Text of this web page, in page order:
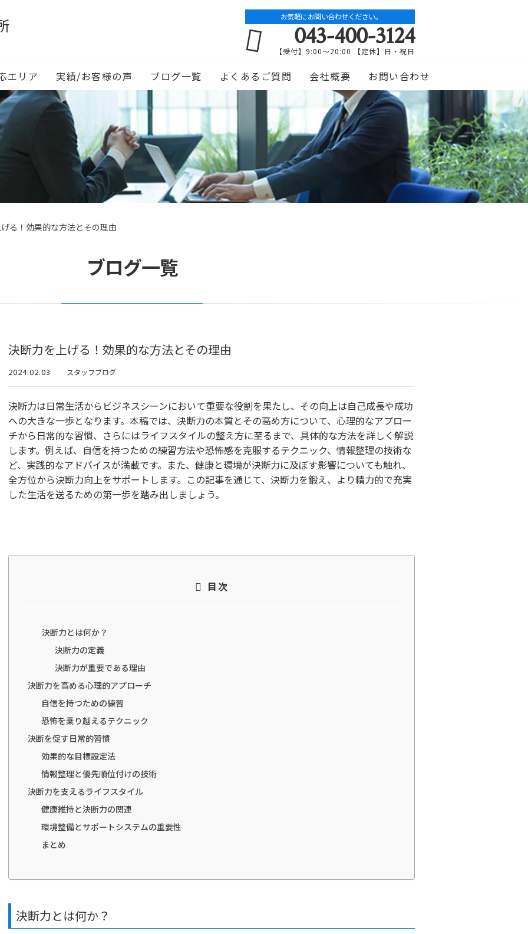
お気軽にお問い合わせください。
043-400-3124
【受付】9:00～20:00 【定休】日・祝日
エリア 実績/お客様の声 ブログ一覧 よくあるご質問 会社概要 お問い合わせ
る！効果的な方法とその理由
ブログ一覧
決断力を上げる！効果的な方法とその理由
2024.02.03 スタッフブログ
決断力は日常生活からビジネスシーンにおいて重要な役割を果たし、その向上は自己成長や成功
への大きな一歩となります。本稿では、決断力の本質とその高め方について、心理的なアプロー
チから日常的な習慣、さらにはライフスタイルの整え方に至るまで、具体的な方法を詳しく解説
します。例えば、自信を持つための練習方法や恐怖感を克服するテクニック、情報整理の技術な
ど、実践的なアドバイスが満載です。また、健康と環境が決断力に及ぼす影響についても触れ、
全方位から決断力向上をサポートします。この記事を通じて、決断力を鍛え、より精力的で充実
した生活を送るための第一歩を踏み出しましょう。
目次
決断力とは何か？
決断力の定義
決断力が重要である理由
決断力を高める心理的アプローチ
自信を持つための練習
恐怖を乗り越えるテクニック
決断を促す日常的習慣
効果的な目標設定法
情報整理と優先順位付けの技術
決断力を支えるライフスタイル
健康維持と決断力の関連
環境整備とサポートシステムの重要性
まとめ
決断力とは何か？